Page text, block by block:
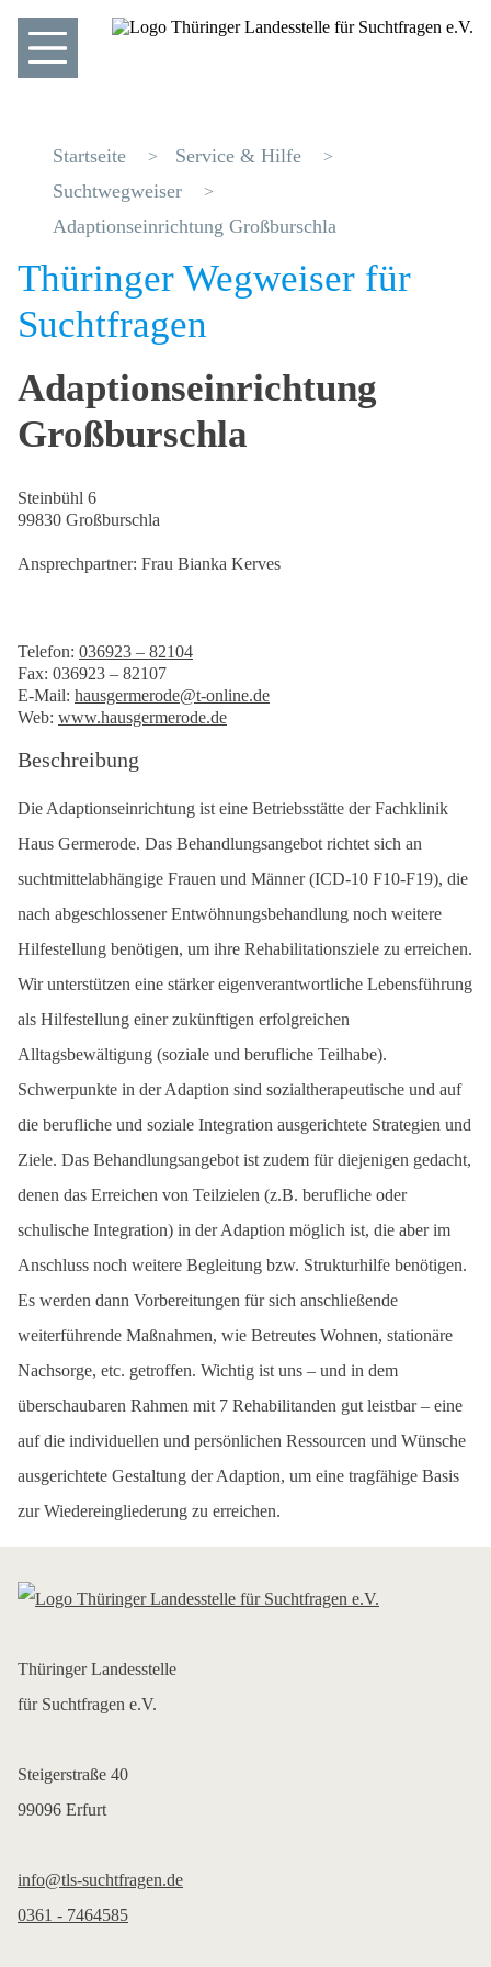
Startseite
Service & Hilfe
Suchtwegweiser
Adaptionseinrichtung Großburschla
Thüringer Wegweiser für
Suchtfragen
Adaptionseinrichtung
Großburschla
Steinbühl 6
99830 Großburschla
Ansprechpartner: Frau Bianka Kerves
Telefon: 036923 – 82104
Fax: 036923 – 82107
E-Mail: hausgermerode@t-online.de
Web: www.hausgermerode.de
Beschreibung
Die Adaptionseinrichtung ist eine Betriebsstätte der Fachklinik
Haus Germerode. Das Behandlungsangebot richtet sich an
suchtmittelabhängige Frauen und Männer (ICD-10 F10-F19), die
nach abgeschlossener Entwöhnungsbehandlung noch weitere
Hilfestellung benötigen, um ihre Rehabilitationsziele zu erreichen.
Wir unterstützen eine stärker eigenverantwortliche Lebensführung
als Hilfestellung einer zukünftigen erfolgreichen
Alltagsbewältigung (soziale und berufliche Teilhabe).
Schwerpunkte in der Adaption sind sozialtherapeutische und auf
die berufliche und soziale Integration ausgerichtete Strategien und
Ziele. Das Behandlungsangebot ist zudem für diejenigen gedacht,
denen das Erreichen von Teilzielen (z.B. berufliche oder
schulische Integration) in der Adaption möglich ist, die aber im
Anschluss noch weitere Begleitung bzw. Strukturhilfe benötigen.
Es werden dann Vorbereitungen für sich anschließende
weiterführende Maßnahmen, wie Betreutes Wohnen, stationäre
Nachsorge, etc. getroffen. Wichtig ist uns – und in dem
überschaubaren Rahmen mit 7 Rehabilitanden gut leistbar – eine
auf die individuellen und persönlichen Ressourcen und Wünsche
ausgerichtete Gestaltung der Adaption, um eine tragfähige Basis
zur Wiedereingliederung zu erreichen.
Thüringer Landesstelle
für Suchtfragen e.V.
Steigerstraße 40
99096 Erfurt
info@tls-suchtfragen.de
0361 - 7464585